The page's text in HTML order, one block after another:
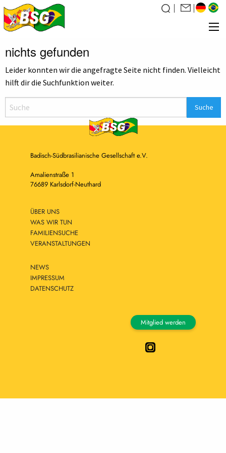
Über uns
Was wir tun
News
Veranstaltungen
Familiensuche
Kontakt
Mitglied werden
nichts gefunden
Leider konnten wir die angefragte Seite nicht finden. Vielleicht
hilft dir die Suchfunktion weiter.
Badisch-Südbrasilianische Gesellschaft e.V.
Amalienstraße 1
76689 Karlsdorf-Neuthard
ÜBER UNS
WAS WIR TUN
FAMILIENSUCHE
VERANSTALTUNGEN
NEWS
IMPRESSUM
DATENSCHUTZ
Mitglied werden